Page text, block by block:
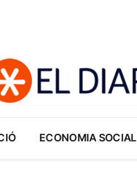
ECONOMIA SOCIAL